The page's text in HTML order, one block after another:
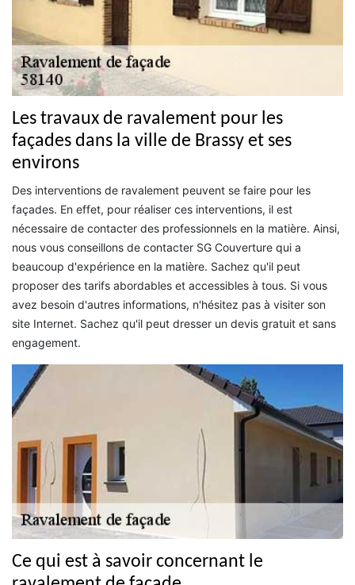
Les travaux de ravalement pour les
façades dans la ville de Brassy et ses
environs
Des interventions de ravalement peuvent se faire pour les
façades. En effet, pour réaliser ces interventions, il est
nécessaire de contacter des professionnels en la matière. Ainsi,
nous vous conseillons de contacter SG Couverture qui a
beaucoup d'expérience en la matière. Sachez qu'il peut
proposer des tarifs abordables et accessibles à tous. Si vous
avez besoin d'autres informations, n'hésitez pas à visiter son
site Internet. Sachez qu'il peut dresser un devis gratuit et sans
engagement.
Ce qui est à savoir concernant le